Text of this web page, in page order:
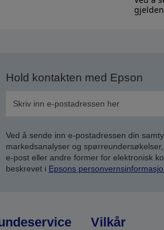
Hold kontakten med Epson
Ved å sende inn e-postadressen din
markedsanalyser og
e-post eller andre former for elektronisk
beskrevet i Epsons
Vilkår